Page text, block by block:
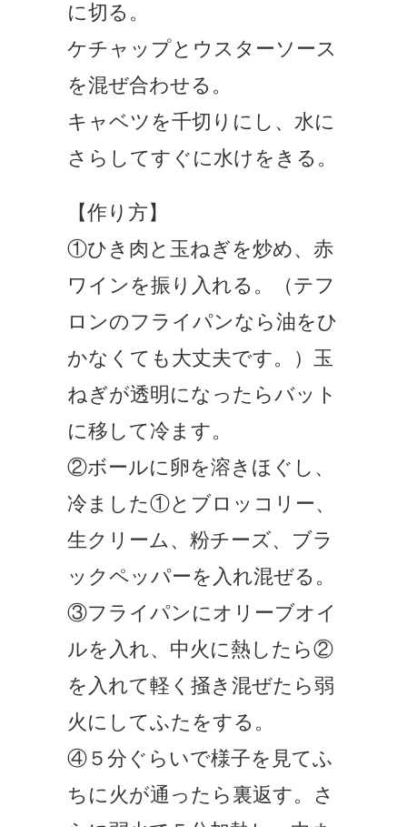
に切る。
ケチャップとウスターソース
を混ぜ合わせる。
キャベツを千切りにし、水に
さらしてすぐに水けをきる。
【作り方】
①ひき肉と玉ねぎを炒め、赤
ワインを振り入れる。（テフ
ロンのフライパンなら油をひ
かなくても大丈夫です。）玉
ねぎが透明になったらバット
に移して冷ます。
②ボールに卵を溶きほぐし、
冷ました①とブロッコリー、
生クリーム、粉チーズ、ブラ
ックペッパーを入れ混ぜる。
③フライパンにオリーブオイ
ルを入れ、中火に熱したら②
を入れて軽く掻き混ぜたら弱
火にしてふたをする。
④５分ぐらいで様子を見てふ
ちに火が通ったら裏返す。さ